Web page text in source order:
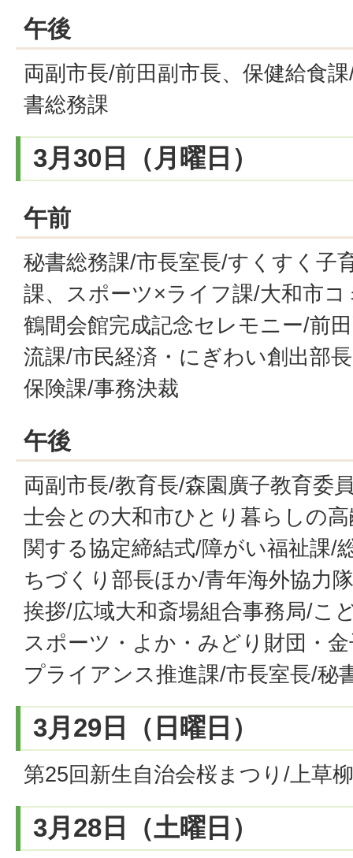
午後
両副市長/前田副市長、保健給食
書総務課
3月30日（月曜日）
午前
秘書総務課/市長室長/すくすく子
課、スポーツ×ライフ課/大和市
鶴間会館完成記念セレモニー/前
流課/市民経済・にぎわい創出部
保険課/事務決裁
午後
両副市長/教育長/森園廣子教育委
士会との大和市ひとり暮らしの
関する協定締結式/障がい福祉課/
ちづくり部長ほか/青年海外協力
挨拶/広域大和斎場組合事務局/こ
スポーツ・よか・みどり財団・
プライアンス推進課/市長室長/秘
3月29日（日曜日）
第25回新生自治会桜まつり/上草
3月28日（土曜日）